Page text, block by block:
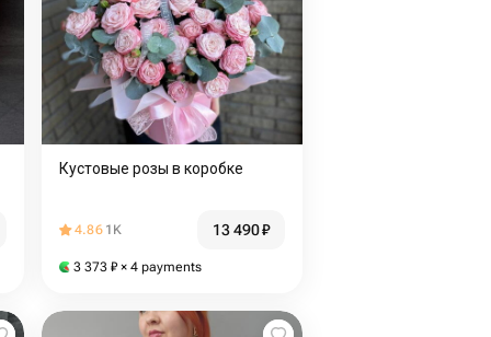
Кустовые розы в коробке
4.86 1K 13 490₽
3 373 ₽ × 4 payments